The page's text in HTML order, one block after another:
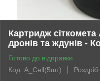
Картридж
дронів та ждунів -
Готово до відправки
Код: A_Cell(5шт)
Роздріб